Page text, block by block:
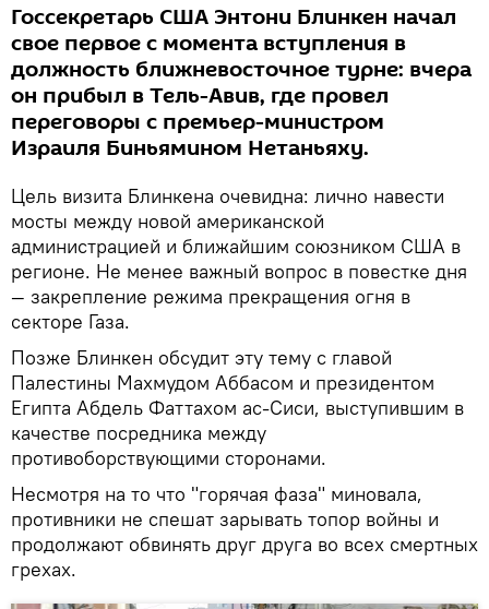
Госсекретарь США Энтони Блинкен начал
свое первое с момента вступления в
должность ближневосточное турне: вчера
он прибыл в Тель-Авив, где провел
переговоры с премьер-министром
Израиля Биньямином Нетаньяху.
Цель визита Блинкена очевидна: лично навести
мосты между новой американской
администрацией и ближайшим союзником США в
регионе. Не менее важный вопрос в повестке дня
— закрепление режима прекращения огня в
секторе Газа.
Позже Блинкен обсудит эту тему с главой
Палестины Махмудом Аббасом и президентом
Египта Абдель Фаттахом ас-Сиси, выступившим в
качестве посредника между
противоборствующими сторонами.
Несмотря на то что "горячая фаза" миновала,
противники не спешат зарывать топор войны и
продолжают обвинять друг друга во всех смертных
грехах.